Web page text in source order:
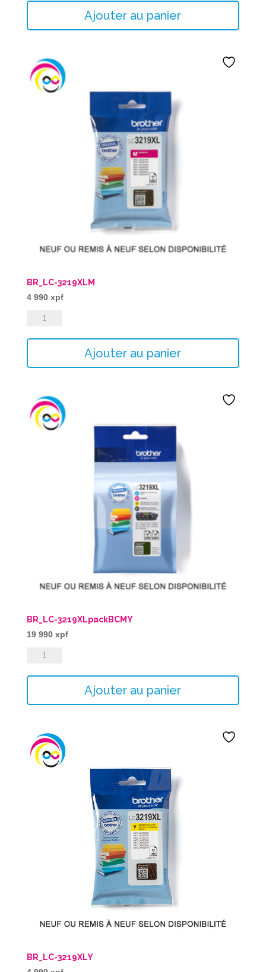
BR_LC-
Ajouter au panier
BR_LC-3219XLM
4 990 xpf
quantité
BR_LC-
Ajouter au panier
BR_LC-3219XLpackBCMY
19 990 xpf
quantité
BR_LC-
3219XLpackBCMYAjouter au panier
BR_LC-3219XLY